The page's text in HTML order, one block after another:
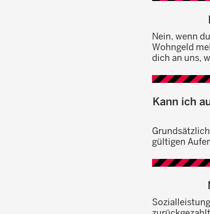
Nein, wenn
Wohngeld
dich an uns,
Kann ich
gültigen